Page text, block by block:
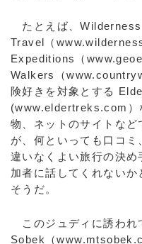
たとえば、Wilderness
Travel（
Expeditions（
Walkers（
険好きを対象とする
(www.eldertreks.com）
物、ネットのサイトなど
が、何といっても口コ
違いなくよい旅行の決
加者に話してくれない
そうだ。
このジュディに誘わ
Sobek（